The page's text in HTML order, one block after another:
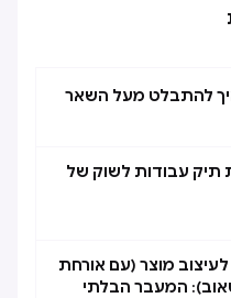
להתבלט מעל השאר
תיק עבודות לשוק של
מוצר (עם אורחת
המעבר הבלתי